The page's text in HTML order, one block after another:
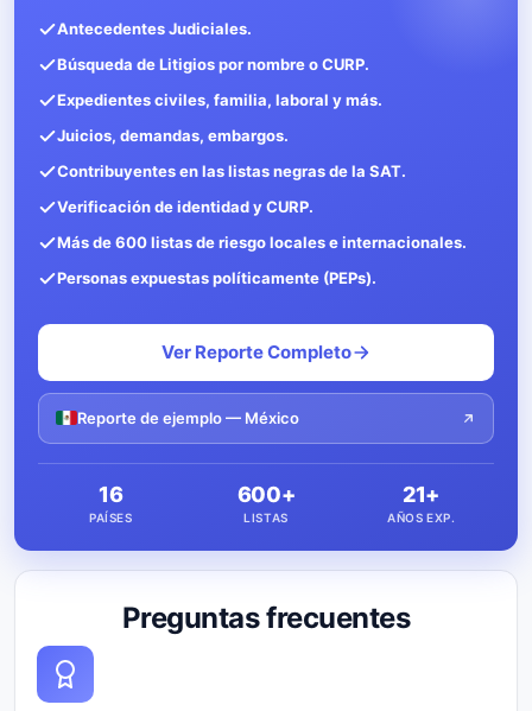
Preguntas frecuentes
Antecedentes Judiciales.
Búsqueda de Litigios por nombre o CURP.
Expedientes civiles, familia, laboral y más.
Juicios, demandas, embargos.
Contribuyentes en las listas negras de la SAT.
Verificación de identidad y CURP.
Más de 600 listas de riesgo locales e internacionales.
Personas expuestas políticamente (PEPs).
Ver Reporte Completo
Reporte de ejemplo — México
16
PAÍSES
600+
LISTAS
21+
AÑOS EXP.